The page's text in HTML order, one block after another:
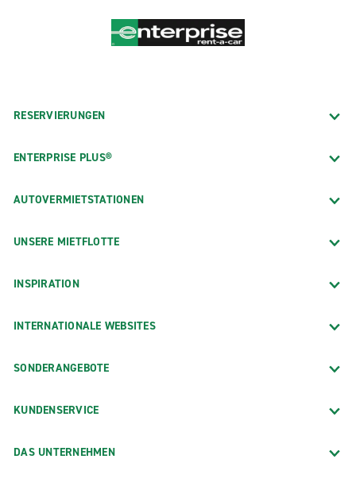
RESERVIERUNGEN
ENTERPRISE PLUS®
AUTOVERMIETSTATIONEN
UNSERE MIETFLOTTE
INSPIRATION
INTERNATIONALE WEBSITES
SONDERANGEBOTE
KUNDENSERVICE
DAS UNTERNEHMEN